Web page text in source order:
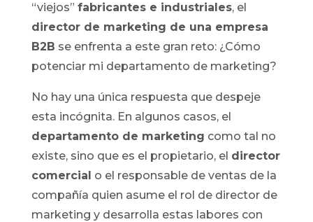
“viejos” fabricantes e industriales, el
director de marketing de una empresa
B2B se enfrenta a este gran reto: ¿Cómo
potenciar mi departamento de marketing?
No hay una única respuesta que despeje
esta incógnita. En algunos casos, el
departamento de marketing como tal no
existe, sino que es el propietario, el director
comercial o el responsable de ventas de la
compañía quien asume el rol de director de
marketing y desarrolla estas labores con